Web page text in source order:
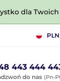
dla
PLN
443 444
do nas (Pn-